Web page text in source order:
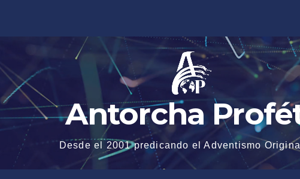
Antorcha
Desde el 2001 predicando el Adventismo